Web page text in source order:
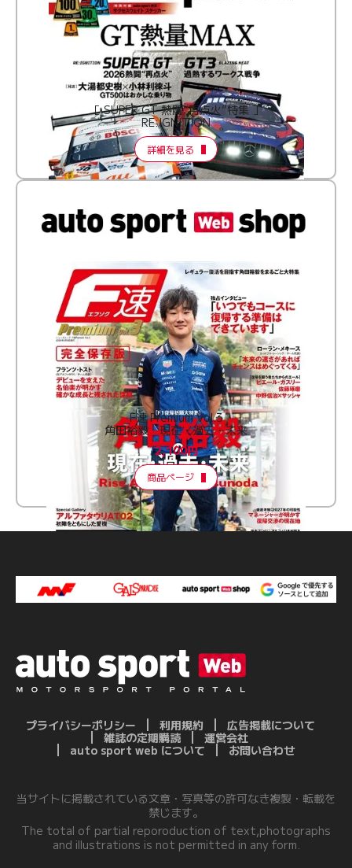
［ SUPER GT 熱闘“再点火”特集 ］
RE:IGNITION
詳細を見る
F速 Premium Vol.3
角田裕毅 現在・過去・未来
2,100円
商品ページ
プライバシーポリシー 利用規約
広告掲載について
雑誌の定期購読
運営会社
auto sport web について
お問い合わせ
当サイトに掲載されている文章・写真等の許可なき複製・転載を
禁じます。
The total of partial reporoduction of text,photographs
and illustrations is not permitted in any form.